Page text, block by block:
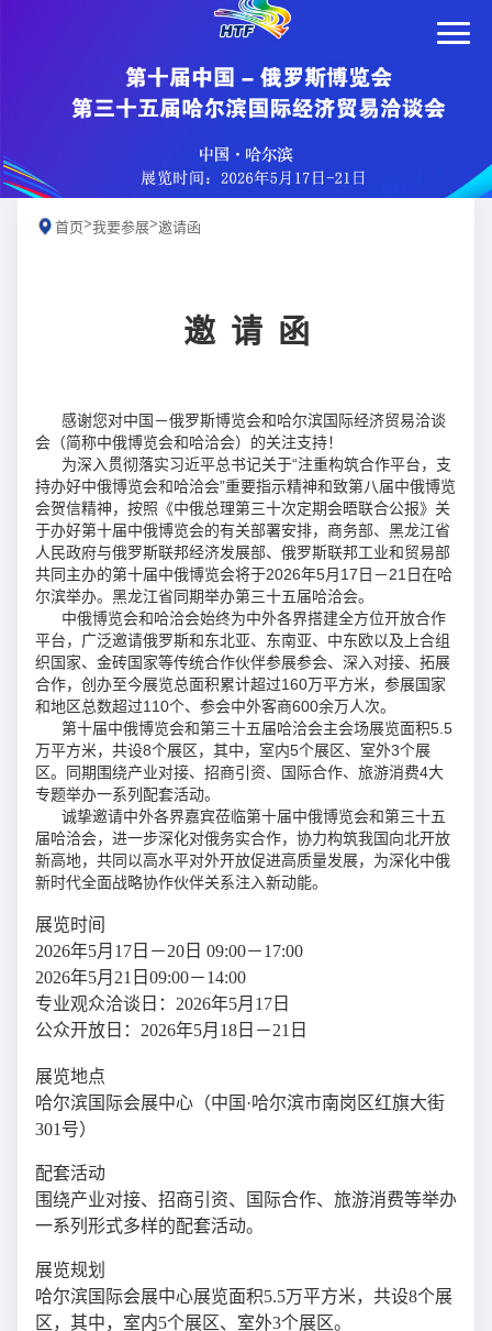
首页>我要参展>邀请函
邀 请 函
感谢您对中国－俄罗斯博览会和哈尔滨国际经济贸易洽谈
会（简称中俄博览会和哈洽会）的关注支持！
为深入贯彻落实习近平总书记关于“注重构筑合作平台，支
持办好中俄博览会和哈洽会”重要指示精神和致第八届中俄博览
会贺信精神，按照《中俄总理第三十次定期会晤联合公报》关
于办好第十届中俄博览会的有关部署安排，商务部、黑龙江省
人民政府与俄罗斯联邦经济发展部、俄罗斯联邦工业和贸易部
共同主办的第十届中俄博览会将于2026年5月17日－21日在哈
尔滨举办。黑龙江省同期举办第三十五届哈洽会。
中俄博览会和哈洽会始终为中外各界搭建全方位开放合作
平台，广泛邀请俄罗斯和东北亚、东南亚、中东欧以及上合组
织国家、金砖国家等传统合作伙伴参展参会、深入对接、拓展
合作，创办至今展览总面积累计超过160万平方米，参展国家
和地区总数超过110个、参会中外客商600余万人次。
第十届中俄博览会和第三十五届哈洽会主会场展览面积5.5
万平方米，共设8个展区，其中，室内5个展区、室外3个展
区。同期围绕产业对接、招商引资、国际合作、旅游消费4大
专题举办一系列配套活动。
诚挚邀请中外各界嘉宾莅临第十届中俄博览会和第三十五
届哈洽会，进一步深化对俄务实合作，协力构筑我国向北开放
新高地，共同以高水平对外开放促进高质量发展，为深化中俄
新时代全面战略协作伙伴关系注入新动能。
展览时间
2026年5月17日－20日 09:00－17:00
2026年5月21日09:00－14:00
专业观众洽谈日：2026年5月17日
公众开放日：2026年5月18日－21日
展览地点
哈尔滨国际会展中心（中国·哈尔滨市南岗区红旗大街
301号）
配套活动
围绕产业对接、招商引资、国际合作、旅游消费等举办
一系列形式多样的配套活动。
展览规划
哈尔滨国际会展中心展览面积5.5万平方米，共设8个展
区，其中，室内5个展区、室外3个展区。